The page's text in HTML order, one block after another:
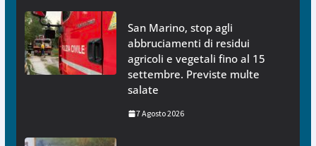
San Marino, stop agli
abbruciamenti di residui
agricoli e vegetali fino al 15
settembre. Previste multe
salate
7 Agosto 2026